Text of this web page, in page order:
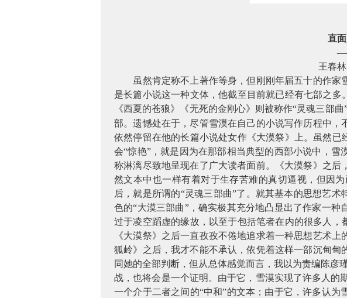
直
王春
虽然肯定称不上著作等身，但刚刚年届五十的作
是长篇小说这一种文体，他截至目前就已经有七部之多
《西夏的苍狼》《无死的金刚心》则被称作“灵魂三部
部。遗憾处在于，尽管雪漠在自己的小说写作历程中
依然停留在他的长篇小说处女作《大漠祭》上。虽然
会“惊艳”，就是因为在那部相当典型的西部小说中，
称淋漓尽致地呈现在了广大读者面前。《大漠祭》之
然文本中也一样有着对于生存苦难的真切逼视，但因
后，就是所谓的“灵魂三部曲”了。就其基本的思想艺
色的“大漠三部曲”，确实极其充分地凸显出了作家一
过于凌空蹈虚的缘故，以至于包括笔者在内的很多人
《大漠祭》之后一直孜孜不倦地追求着一种思想艺术
狐岭》之后，我才不能不承认，依凭着这样一部沉甸
同她的全部判断，但从总体感觉而言，我以为责编陈彦
战，也将会是一个证明。由于它，雪漠实现了许多人的
一个介于二者之间的“中和”的文本；由于它，许多认